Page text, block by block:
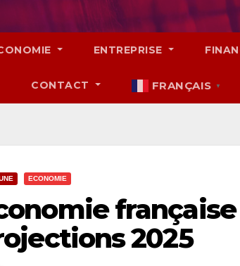
ENTREPRISE
CONTACT FRANÇAIS ▼
ECONOMIE
2025